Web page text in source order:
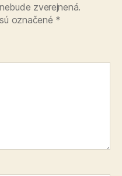
zverejnená.
označené *